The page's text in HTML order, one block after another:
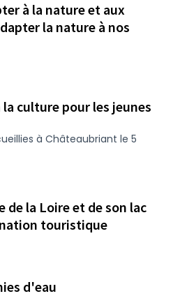
à la nature et aux
la nature à nos
culture pour les jeunes
à Châteaubriant le 5
de la Loire et de son lac
touristique
d'eau